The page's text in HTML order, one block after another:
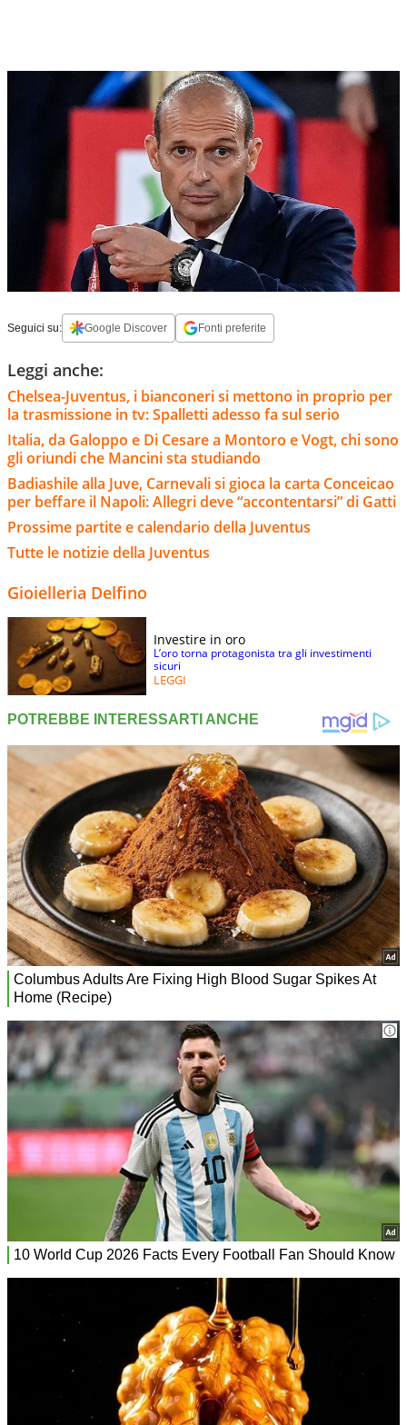
Seguici su: Google Discover Fonti preferite
Leggi anche:
Chelsea-Juventus, i bianconeri si mettono in proprio per
la trasmissione in tv: Spalletti adesso fa sul serio
Italia, da Galoppo e Di Cesare a Montoro e Vogt, chi sono
gli oriundi che Mancini sta studiando
Badiashile alla Juve, Carnevali si gioca la carta Conceicao
per beffare il Napoli: Allegri deve “accontentarsi” di Gatti
Prossime partite e calendario della Juventus
Tutte le notizie della Juventus
Gioielleria Delfino
Investire in oro
L’oro torna protagonista tra gli investimenti
sicuri
LEGGI